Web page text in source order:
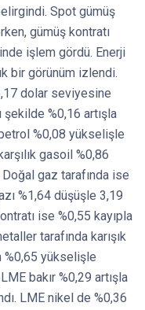
Spot gümüş
gümüş kontratı
işlem gördü. Enerji
bir görünüm izlendi.
dolar seviyesine
şekilde %0,16 artışla
%0,08 yükselişle
gasoil %0,86
gaz tarafında ise
%1,64 düşüşle 3,19
ise %0,55 kayıpla
tarafında karışık
%0,65 yükselişle
bakır %0,29 artışla
LME nikel de %0,36